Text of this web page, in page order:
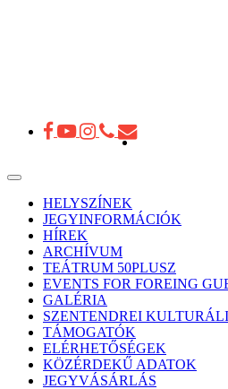
Toggle
navigationHELYSZÍNEK
JEGYINFORMÁCIÓK
HÍREK
ARCHÍVUM
TEÁTRUM 50PLUSZ
EVENTS FOR FOREING
GALÉRIA
SZENTENDREI
TÁMOGATÓK
ELÉRHETŐSÉGEK
KÖZÉRDEKŰ ADATOK
JEGYVÁSÁRLÁS